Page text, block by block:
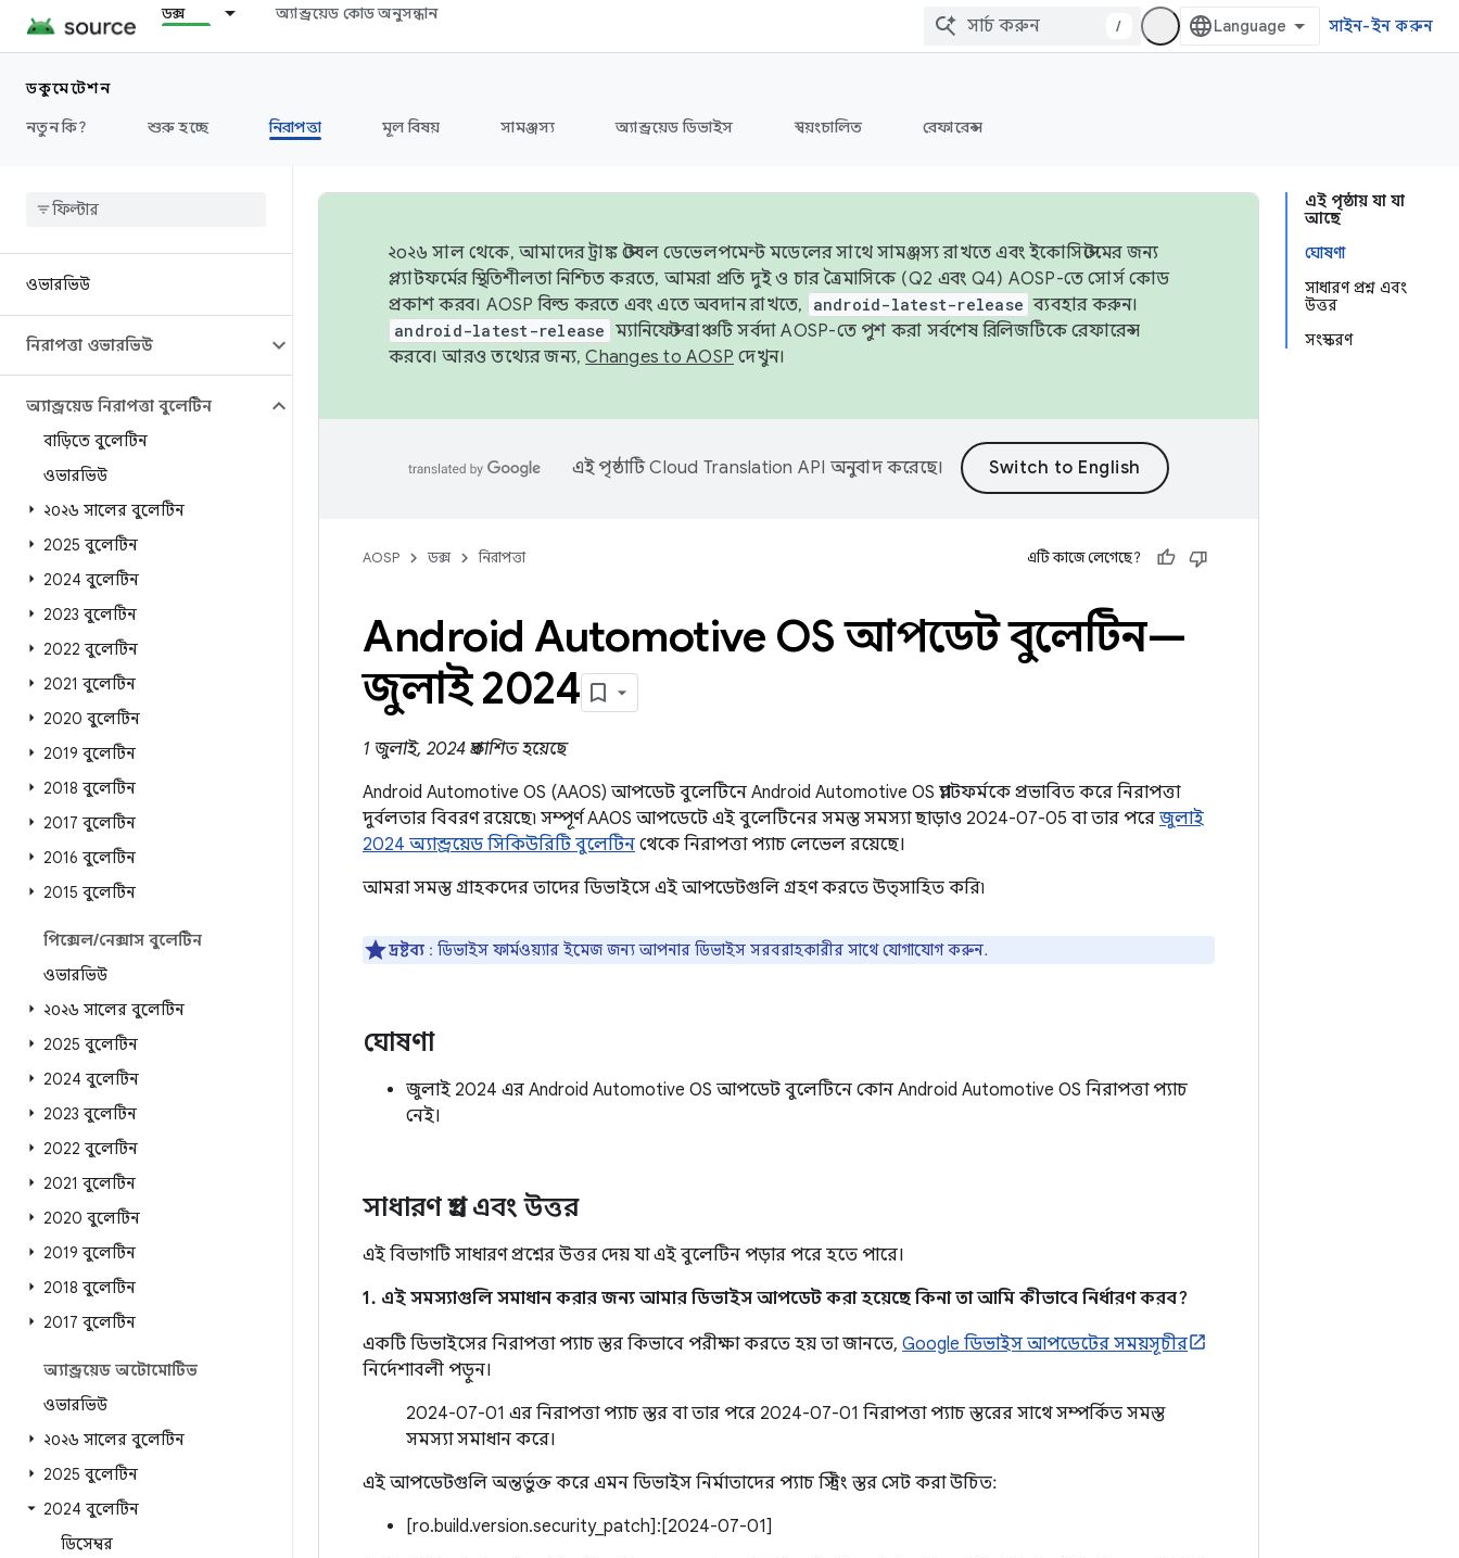
ডক্স অ্যান্ড্রয়েড কোড অনুসন্ধান
/ সাইন-ইন করুন
ডকুমেন্টেশন
নতুন কি?
শুরু হচ্ছে নিরাপত্তা মূল বিষয় সামঞ্জস্য অ্যান্ড্রয়েড ডিভাইস স্বয়ংচালিত রেফারেন্স
ওভারভিউ
নিরাপত্তা ওভারভিউ
অ্যান্ড্রয়েড নিরাপত্তা বুলেটিন
বাড়িতে বুলেটিন
ওভারভিউ
২০২৬ সালের বুলেটিন
2025 বুলেটিন
2024 বুলেটিন
2023 বুলেটিন
2022 বুলেটিন
2021 বুলেটিন
2020 বুলেটিন
2019 বুলেটিন
2018 বুলেটিন
2017 বুলেটিন
2016 বুলেটিন
2015 বুলেটিন
পিক্সেল/নেক্সাস বুলেটিন
ওভারভিউ
২০২৬ সালের বুলেটিন
2025 বুলেটিন
2024 বুলেটিন
2023 বুলেটিন
2022 বুলেটিন
2021 বুলেটিন
2020 বুলেটিন
2019 বুলেটিন
2018 বুলেটিন
2017 বুলেটিন
অ্যান্ড্রয়েড অটোমোটিভ
ওভারভিউ
২০২৬ সালের বুলেটিন
2025 বুলেটিন
2024 বুলেটিন
ডিসেম্বর
এই পৃষ্ঠায় যা যা
আছে
ঘোষণা
সাধারণ প্রশ্ন এবং
উত্তর
সংস্করণ
২০২৬ সাল থেকে, আমাদের ট্রাঙ্ক স্টেবল ডেভেলপমেন্ট মডেলের সাথে সামঞ্জস্য রাখতে এবং ইকোসিস্টেমের জন্য
প্ল্যাটফর্মের স্থিতিশীলতা নিশ্চিত করতে, আমরা প্রতি দুই ও চার ত্রৈমাসিকে (Q2 এবং Q4) AOSP-তে সোর্স কোড
প্রকাশ করব। AOSP বিল্ড করতে এবং এতে অবদান রাখতে,
android-latest-release ব্যবহার করুন।
android-latest-release ম্যানিফেস্ট ব্রাঞ্চটি সর্বদা AOSP-তে পুশ করা সর্বশেষ রিলিজটিকে রেফারেন্স
করবে। আরও তথ্যের জন্য,Changes to AOSP দেখুন।
এই পৃষ্ঠাটিCloud Translation API অনুবাদ করেছে।
AOSP ডক্স নিরাপত্তা এটি কাজে লেগেছে?
Android Automotive OS আপডেট বুলেটিন—
জুলাই 2024
1 জুলাই, 2024 প্রকাশিত হয়েছে
Android Automotive OS (AAOS) আপডেট বুলেটিনে Android Automotive OS প্ল্যাটফর্মকে প্রভাবিত করে নিরাপত্তা
দুর্বলতার বিবরণ রয়েছে৷ সম্পূর্ণ AAOS আপডেটে এই বুলেটিনের সমস্ত সমস্যা ছাড়াও 2024-07-05 বা তার পরে জুলাই
2024 অ্যান্ড্রয়েড সিকিউরিটি বুলেটিন থেকে নিরাপত্তা প্যাচ লেভেল রয়েছে।
আমরা সমস্ত গ্রাহকদের তাদের ডিভাইসে এই আপডেটগুলি গ্রহণ করতে উত্সাহিত করি৷
দ্রষ্টব্য : ডিভাইস ফার্মওয়্যার ইমেজ জন্য আপনার ডিভাইস সরবরাহকারীর সাথে যোগাযোগ করুন.
ঘোষণা
জুলাই 2024 এর Android Automotive OS আপডেট বুলেটিনে কোন Android Automotive OS নিরাপত্তা প্যাচ
নেই।
সাধারণ প্রশ্ন এবং উত্তর
এই বিভাগটি সাধারণ প্রশ্নের উত্তর দেয় যা এই বুলেটিন পড়ার পরে হতে পারে।
1. এই সমস্যাগুলি সমাধান করার জন্য আমার ডিভাইস আপডেট করা হয়েছে কিনা তা আমি কীভাবে নির্ধারণ করব?
একটি ডিভাইসের নিরাপত্তা প্যাচ স্তর কিভাবে পরীক্ষা করতে হয় তা জানতে, Google ডিভাইস আপডেটের সময়সূচীর
নির্দেশাবলী পড়ুন।
2024-07-01 এর নিরাপত্তা প্যাচ স্তর বা তার পরে 2024-07-01 নিরাপত্তা প্যাচ স্তরের সাথে সম্পর্কিত সমস্ত
সমস্যা সমাধান করে।
এই আপডেটগুলি অন্তর্ভুক্ত করে এমন ডিভাইস নির্মাতাদের প্যাচ স্ট্রিং স্তর সেট করা উচিত:
[ro.build.version.security_patch]:[2024-07-01]